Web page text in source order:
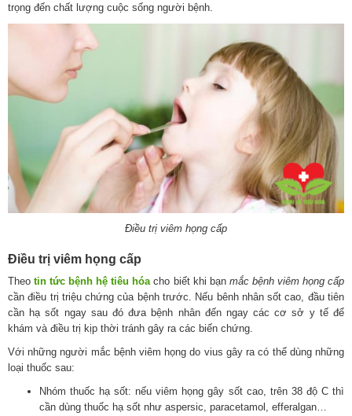
trọng đến chất lượng cuộc sống người bệnh.
Điều trị viêm họng cấp
Điều trị viêm họng cấp
Theotin tức bệnh hệ tiêu hóacho biết khi bạn mắc bệnh viêm họng cấp
cần điều trị triệu chứng của bệnh trước. Nếu bênh nhân sốt cao, đầu tiên
cần hạ sốt ngay sau đó đưa bệnh nhân đến ngay các cơ sở y tế để
khám và điều trị kịp thời tránh gây ra các biến chứng.
Với những người mắc bệnh viêm họng do vius gây ra có thể dùng những
loại thuốc sau:
Nhóm thuốc hạ sốt: nếu viêm họng gây sốt cao, trên 38 độ C thì
cần dùng thuốc hạ sốt như aspersic, paracetamol, efferalgan…